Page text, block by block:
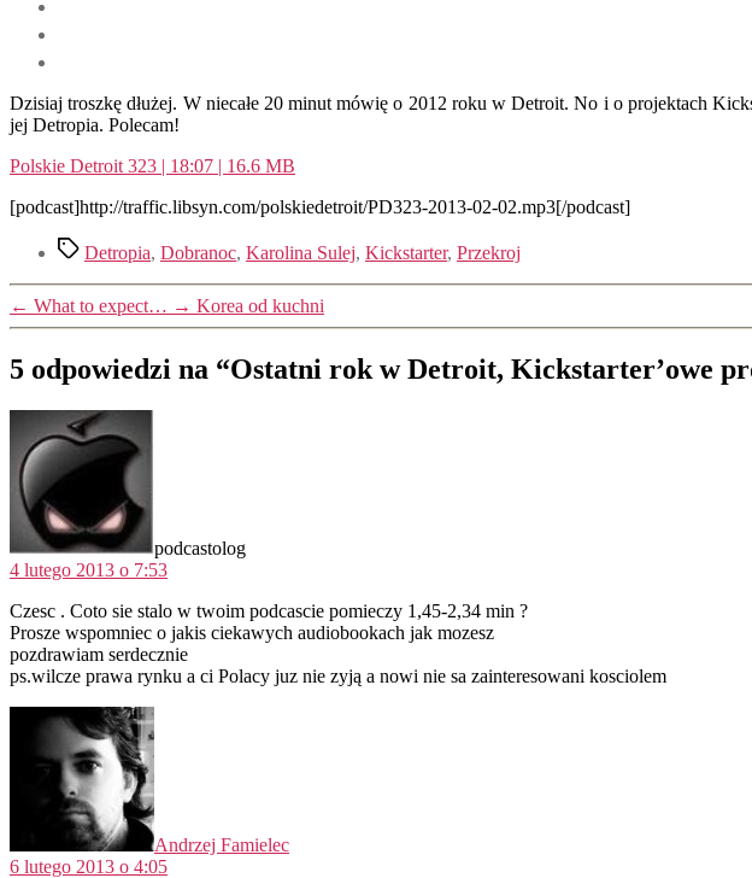
Dzisiaj troszkę dłużej. W niecałe 20 minut mówię o 2012 roku w Detroit. No i o projektach
jej Detropia. Polecam!
Polskie Detroit 323 | 18:07 | 16.6 MB
[podcast]http://traffic.libsyn.com/polskiedetroit/PD323-2013-02-02.mp3[/podcast]
TagiDetropia, Dobranoc, Karolina Sulej, Kickstarter, Przekroj
← What to expect… → Korea od kuchni
5 odpowiedzi na “Ostatni rok w Detroit, Kickstarter’owe
podcastolog
4 lutego 2013 o 7:53
Czesc . Coto sie stalo w twoim podcascie pomieczy 1,45-2,34 min ?
Prosze wspomniec o jakis ciekawych audiobookach jak mozesz
pozdrawiam serdecznie
ps.wilcze prawa rynku a ci Polacy juz nie zyją a nowi nie sa zainteresowani kosciolem
Andrzej Famielec
6 lutego 2013 o 4:05